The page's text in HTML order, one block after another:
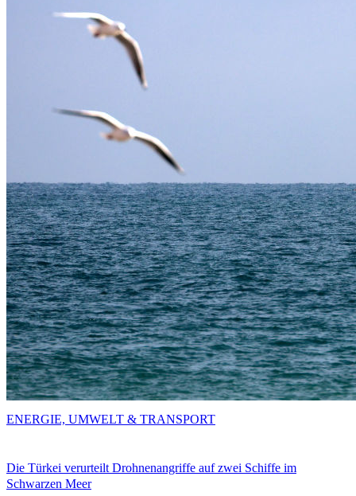
Die Türkei verurteilt Drohnenangriffe auf zwei Schiffe im
Schwarzen Meer
ENERGIE, UMWELT & TRANSPORT